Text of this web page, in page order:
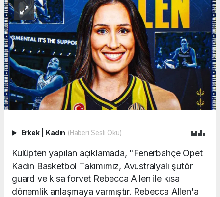
Erkek Kadın (Haberi Sesli Oku)
Kulüpten yapılan açıklamada, "Fenerbahçe Opet
Kadın Basketbol Takımımız, Avustralyalı şutör
guard ve kısa forvet Rebecca Allen ile kısa
dönemlik anlaşmaya varmıştır. Rebecca Allen'a